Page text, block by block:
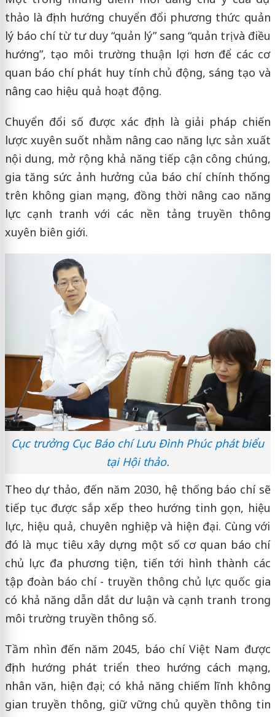
thảo là định hướng chuyển đổi phương thức quản
lý báo chí từ tư duy “quản lý” sang “quản trị và điều
hướng”, tạo môi trường thuận lợi hơn để các cơ
quan báo chí phát huy tính chủ động, sáng tạo và
nâng cao hiệu quả hoạt động.
Chuyển đổi số được xác định là giải pháp chiến
lược xuyên suốt nhằm nâng cao năng lực sản xuất
nội dung, mở rộng khả năng tiếp cận công chúng,
gia tăng sức ảnh hưởng của báo chí chính thống
trên không gian mạng, đồng thời nâng cao năng
lực cạnh tranh với các nền tảng truyền thông
xuyên biên giới.
Cục trưởng Cục Báo chí Lưu Đình Phúc phát biểu
tại Hội thảo.
Theo dự thảo, đến năm 2030, hệ thống báo chí sẽ
tiếp tục được sắp xếp theo hướng tinh gọn, hiệu
lực, hiệu quả, chuyên nghiệp và hiện đại. Cùng với
đó là mục tiêu xây dựng một số cơ quan báo chí
chủ lực đa phương tiện, tiến tới hình thành các
tập đoàn báo chí - truyền thông chủ lực quốc gia
có khả năng dẫn dắt dư luận và cạnh tranh trong
môi trường truyền thông số.
Tầm nhìn đến năm 2045, báo chí Việt Nam được
định hướng phát triển theo hướng cách mạng,
nhân văn, hiện đại; có khả năng chiếm lĩnh không
gian truyền thông, giữ vững chủ quyền thông tin